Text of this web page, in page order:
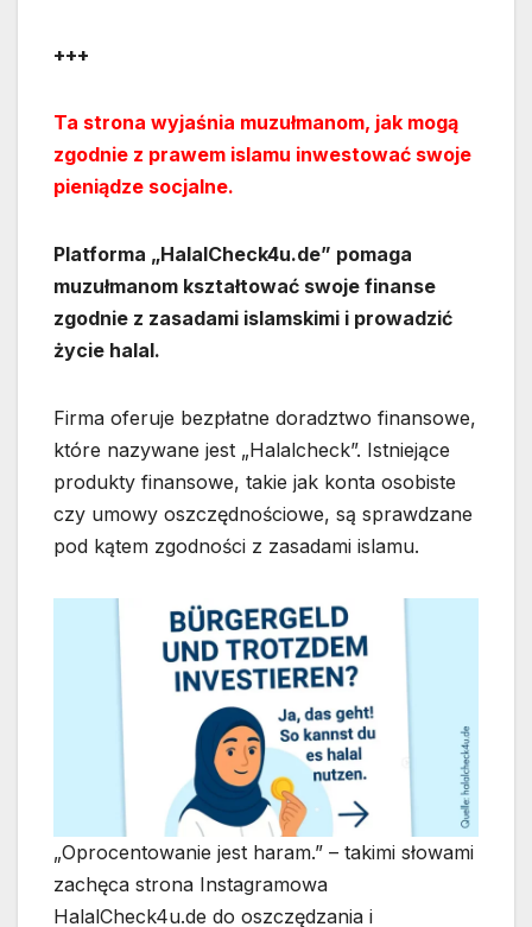
+++
Ta strona wyjaśnia muzułmanom, jak mogą
zgodnie z prawem islamu inwestować swoje
pieniądze socjalne.
Platforma „HalalCheck4u.de” pomaga
muzułmanom kształtować swoje finanse
zgodnie z zasadami islamskimi i prowadzić
życie halal.
Firma oferuje bezpłatne doradztwo finansowe,
które nazywane jest „Halalcheck”. Istniejące
produkty finansowe, takie jak konta osobiste
czy umowy oszczędnościowe, są sprawdzane
pod kątem zgodności z zasadami islamu.
„Oprocentowanie jest haram.” – takimi słowami
zachęca strona Instagramowa
HalalCheck4u.de do oszczędzania i